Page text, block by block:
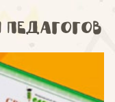
педагогов